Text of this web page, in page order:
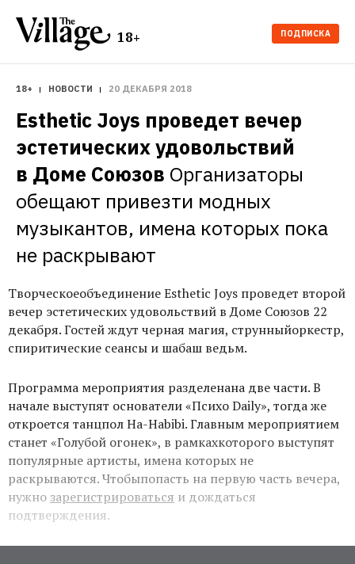
18+ ПОДПИСКА
18+ НОВОСТИ 20 ДЕКАБРЯ 2018
Esthetic Joys проведет вечер
эстетических удовольствий
в Доме Союзов Организаторы
обещают привезти модных
музыкантов, имена которых пока
не раскрывают
Творческоеобъединение Esthetic Joys проведет второй
вечер эстетических удовольствий в Доме Союзов 22
декабря. Гостей ждут черная магия, струнныйоркестр,
спиритические сеансы и шабаш ведьм.
Программа мероприятия разделенана две части. В
начале выступят основатели «Психо Daily», тогда же
откроется танцпол Ha-Habibi. Главным мероприятием
станет «Голубой огонек», в рамкахкоторого выступят
популярные артисты, имена которых не
раскрываются. Чтобыпопасть на первую часть вечера,
нужно зарегистрироваться и дождаться
подтверждения.